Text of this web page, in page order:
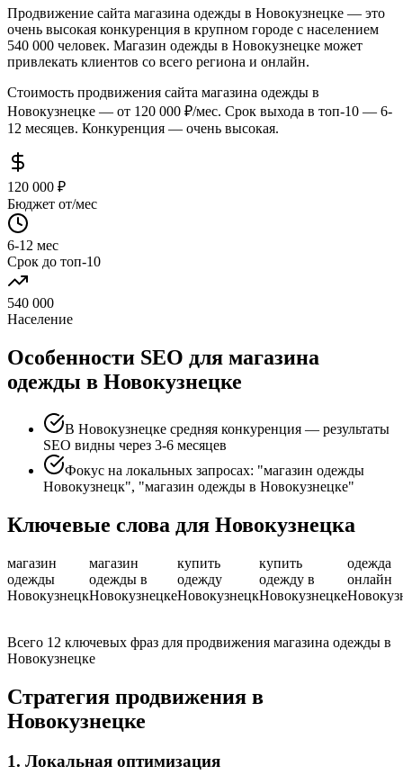
Продвижение сайта магазина одежды в Новокузнецке — это
очень высокая конкуренция в крупном городе с населением
540 000 человек. Магазин одежды в Новокузнецке может
привлекать клиентов со всего региона и онлайн.
Стоимость продвижения сайта магазина одежды в
Новокузнецке — от 120 000 ₽/мес. Срок выхода в топ-10 — 6-
12 месяцев. Конкуренция — очень высокая.
120 000 ₽
Бюджет от/мес
6-12 мес
Срок до топ-10
540 000
Население
Особенности SEO для магазина
одежды в Новокузнецке
В Новокузнецке средняя конкуренция — результаты
SEO видны через 3-6 месяцев
Фокус на локальных запросах: "магазин одежды
Новокузнецк", "магазин одежды в Новокузнецке"
Ключевые слова для Новокузнецка
магазин
одежды
Новокузнецк
магазин
одежды в
Новокузнецке
купить
одежду
Новокузнецк
купить
одежду в
Новокузнецке
одежда
онлайн
Всего 12 ключевых фраз для продвижения магазина одежды в
Новокузнецке
Стратегия продвижения в
Новокузнецке
1. Локальная оптимизация